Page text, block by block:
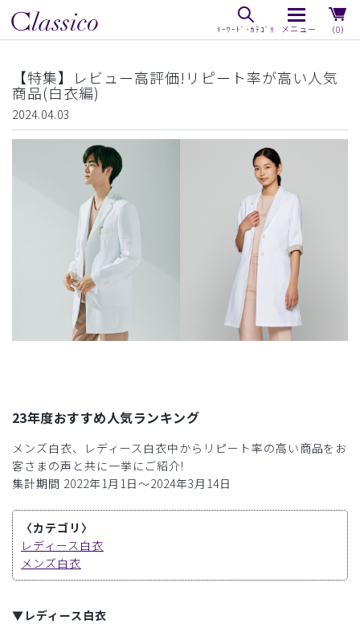
（0）
【特集】レビュー高評価!リピート率が高い人気
商品(白衣編)
2024.04.03
23年度おすすめ人気ランキング
メンズ白衣、レディース白衣中からリピート率の高い商品をお
客さまの声と共に一挙にご紹介!
集計期間 2022年1月1日〜2024年3月14日
〈カテゴリ〉
レディース白衣
メンズ白衣
▼レディース白衣